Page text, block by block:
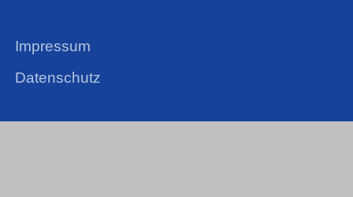
Impressum
Datenschutz